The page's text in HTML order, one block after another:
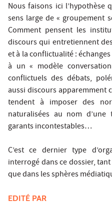
Nous faisons ici
sens large de « groupement
Comment pensent les
discours qui entretiennent
et à la conflictualité :
à un « modèle
conflictuels des débats,
aussi discours apparemment
tendent à imposer des
naturalisées au nom
garants incontestables…
C’est ce dernier type
interrogé dans ce dossier,
que dans les sphères
EDITÉ PAR